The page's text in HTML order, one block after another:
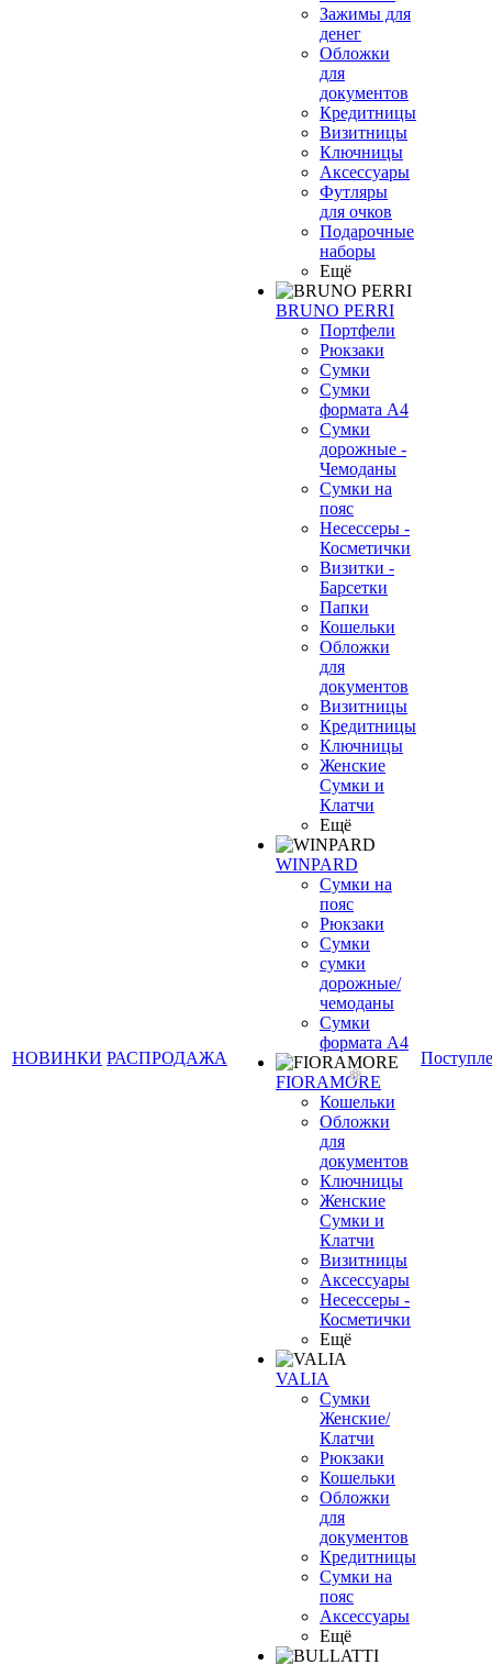
НОВИНКИ РАСПРОДАЖА
Зажимы для
денег
Обложки
для
документов
Кредитницы
Визитницы
Ключницы
Аксессуары
Футляры
для очков
Подарочные
наборы
Ещё
BRUNO PERRI
Портфели
Рюкзаки
Сумки
Сумки
формата А4
Сумки
дорожные -
Чемоданы
Сумки на
пояс
Несессеры -
Косметички
Визитки -
Барсетки
Папки
Кошельки
Обложки
для
документов
Визитницы
Кредитницы
Ключницы
Женские
Сумки и
Клатчи
Ещё
WINPARD
Сумки на
пояс
Рюкзаки
Сумки
сумки
дорожные/
чемоданы
Сумки
формата А4
FIORAMORE
Кошельки
Обложки
для
документов
Ключницы
Женские
Сумки и
Клатчи
Визитницы
Аксессуары
Несессеры -
Косметички
Ещё
VALIA
Сумки
Женские/
Клатчи
Рюкзаки
Кошельки
Обложки
для
документов
Кредитницы
Сумки на
пояс
Аксессуары
Ещё